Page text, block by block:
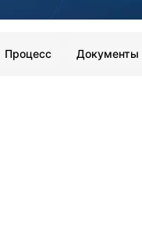
Процесс Документы